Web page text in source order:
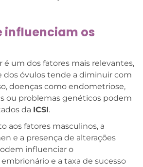
influenciam os
é um dos fatores mais relevantes,
dos óvulos tende a diminuir com
doenças como endometriose,
ou problemas genéticos podem
da ICSI.
aos fatores masculinos, a
e a presença de alterações
influenciar o
e a taxa de sucesso